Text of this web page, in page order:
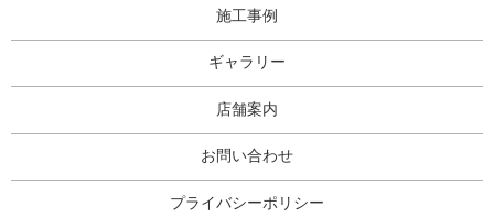
施工事例
ギャラリー
店舗案内
お問い合わせ
プライバシーポリシー